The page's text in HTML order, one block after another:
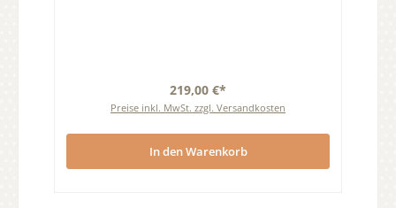
219,00 €*
Preise inkl. MwSt. zzgl. Versandkosten
In den Warenkorb